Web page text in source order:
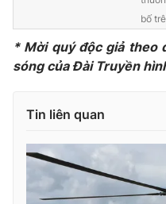
Thị trường
Tư vấn
Lịch phát sóng
Emagazine
Photo
bố
* Mời quý độc giả theo
sóng của Đài Truyền
Tin liên quan